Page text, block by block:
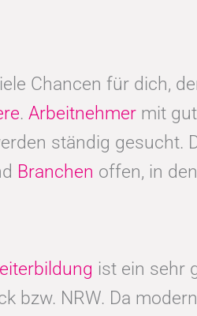
Chancen für dich,
. Arbeitnehmer mit
ständig gesucht.
Branchen offen, in
ist ein sehr
bzw. NRW. Da